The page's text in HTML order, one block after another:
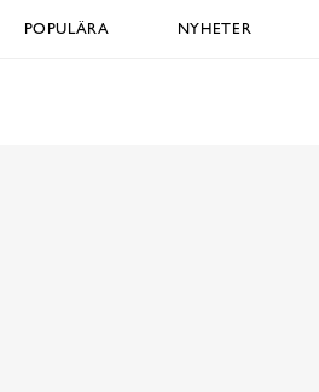
POPULÄRA NYHETER